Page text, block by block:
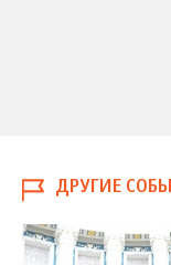
ДРУГИЕ